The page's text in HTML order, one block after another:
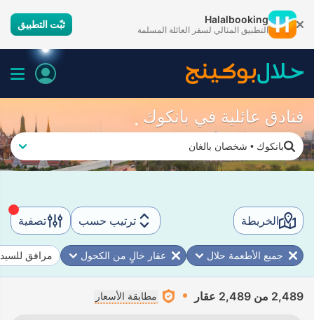
Halalbooking
التطبيق المثالي لسفر العائلة المسلمة ثبّت التطبيق
فنادق عائلية في بانكوك
بانكوك • شخصان بالغان
الخريطة ترتيب حسب تصفية
جميع الأطعمة حلال عقار خالٍ من الكحول مرافق
2,489 من 2,489 عقار مطابقة الأسعار